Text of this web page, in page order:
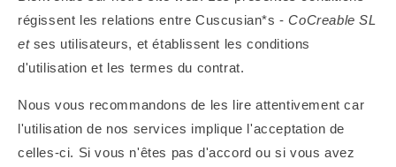
régissent les relations entre Cuscusian*s -CoCreable SL
etses utilisateurs, et établissent les conditions
d'utilisation et les termes du contrat.
Nous vous recommandons de les lire attentivement car
l'utilisation de nos services implique l'acceptation de
celles-ci. Si vous n'êtes pas d'accord ou si vous avez